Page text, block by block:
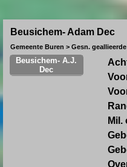
Beusichem- Adam Dec
Gemeente Buren > Gesn.
Mil.
Beusichem- A.J.
Dec